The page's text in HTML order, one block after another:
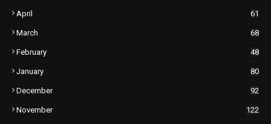
April 61
March 68
February 48
January 80
December 92
November 122